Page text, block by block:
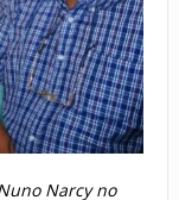
Narcy no